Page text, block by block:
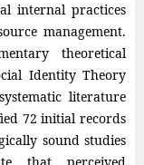
internal practices
management.
theoretical
Identity Theory
literature
72 initial records
sound studies